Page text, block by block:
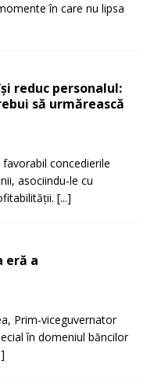
în care nu lipsa
reduc personalul:
să urmărească
concedierile
asociindu-le cu
[...]
eră a
Prim-viceguvernator
în domeniul băncilor